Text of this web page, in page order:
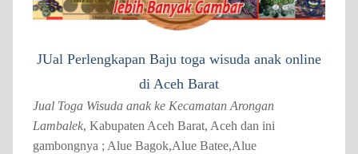
JUal Perlengkapan Baju toga wisuda anak online
di Aceh Barat
Jual Toga Wisuda anak ke Kecamatan Arongan
Lambalek, Kabupaten Aceh Barat, Aceh dan ini
gambongnya ; Alue Bagok,Alue Batee,Alue